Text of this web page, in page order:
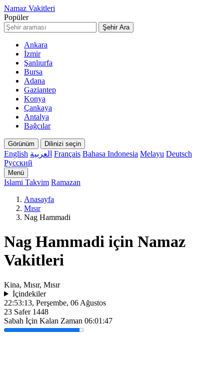
Namaz Vakitleri
Popüler
Şehir Ara
Ankara
İzmir
Şanlıurfa
Bursa
Adana
Gaziantep
Konya
Çankaya
Antalya
Bağcılar
Görünüm Dilinizi seçin
English العربية Français Bahasa Indonesia Melayu Deutsch
Русский
Menü
Islami Takvim Ramazan
Anasayfa
Mısır
Nag Hammadi
Nag Hammadi için Namaz
Vakitleri
Kina, Mısır, Mısır
İçindekiler
22:53:13, Perşembe, 06 Ağustos
23 Safer 1448
Sabah İçin Kalan Zaman 06:01:47